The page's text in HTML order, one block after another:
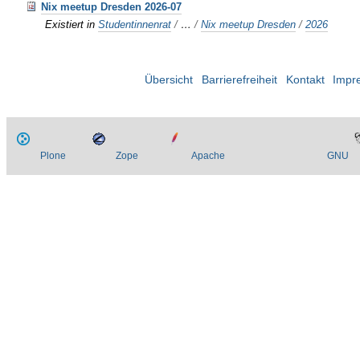
Nix meetup Dresden 2026-07
Existiert in Studentinnenrat / …/Nix meetup Dresden /2026
Übersicht Barrierefreiheit Kontakt
Plone Zope Apache GNU